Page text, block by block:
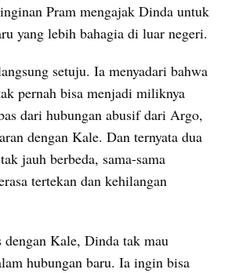
Pram mengajak Dinda untuk
yang lebih bahagia di luar negeri.
setuju. Ia menyadari bahwa
pernah bisa menjadi miliknya
dari hubungan abusif dari Argo,
dengan Kale. Dan ternyata dua
jauh berbeda, sama-sama
tertekan dan kehilangan
Kale, Dinda tak mau
hubungan baru. Ia ingin bisa